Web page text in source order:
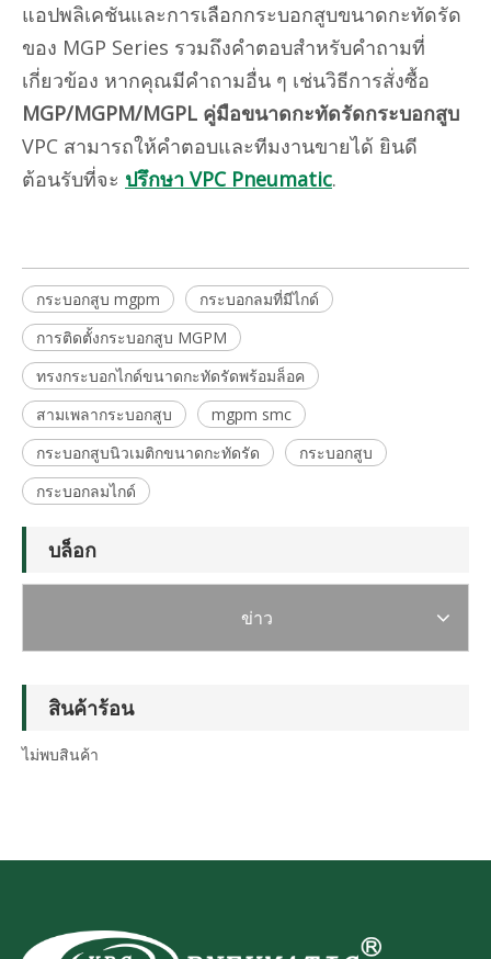
แอปพลิเคชันและการเลือกกระบอกสูบขนาดกะทัดรัด
ของ MGP Series รวมถึงคำตอบสำหรับคำถามที่
เกี่ยวข้อง หากคุณมีคำถามอื่น ๆ เช่นวิธีการสั่งซื้อ
MGP/MGPM/MGPL คู่มือขนาดกะทัดรัดกระบอกสูบ
VPC สามารถให้คำตอบและทีมงานขายได้ ยินดี
ต้อนรับที่จะ ปรึกษา VPC Pneumatic.
กระบอกสูบ mgpm
กระบอกลมที่มีไกด์
การติดตั้งกระบอกสูบ MGPM
ทรงกระบอกไกด์ขนาดกะทัดรัดพร้อมล็อค
สามเพลากระบอกสูบ
mgpm smc
กระบอกสูบนิวเมติกขนาดกะทัดรัด
กระบอกสูบ
กระบอกลมไกด์
บล็อก
ข่าว
สินค้าร้อน
ไม่พบสินค้า